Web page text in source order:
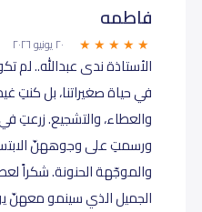
فاطمه
٢٠ يونيو ٢٠٢٦
الأستاذة ندى عبدالله.. لم
في حياة صغيراتنا، بل كنتِ
والعطاء، والتشجيع. زرعتِ
ورسمتِ على وجوههنّ
والموجّهة الحنونة. شكراً
الجميل الذي سينمو معهنّ